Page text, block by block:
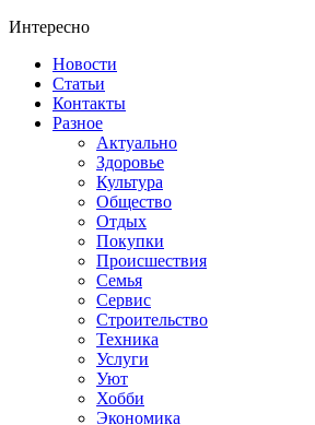
Интересно
Новости
Статьи
Контакты
Разное
Актуально
Здоровье
Культура
Общество
Отдых
Покупки
Происшествия
Семья
Сервис
Строительство
Техника
Услуги
Уют
Хобби
Экономика